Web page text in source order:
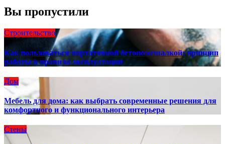
Вы пропустили
Строительство
Как пользоваться портативной бетономешалкой: принцип
работы и правила эксплуатации
Дом
Мебель для дома: как выбрать современные решения для
комфортного и функционального интерьера
Стены